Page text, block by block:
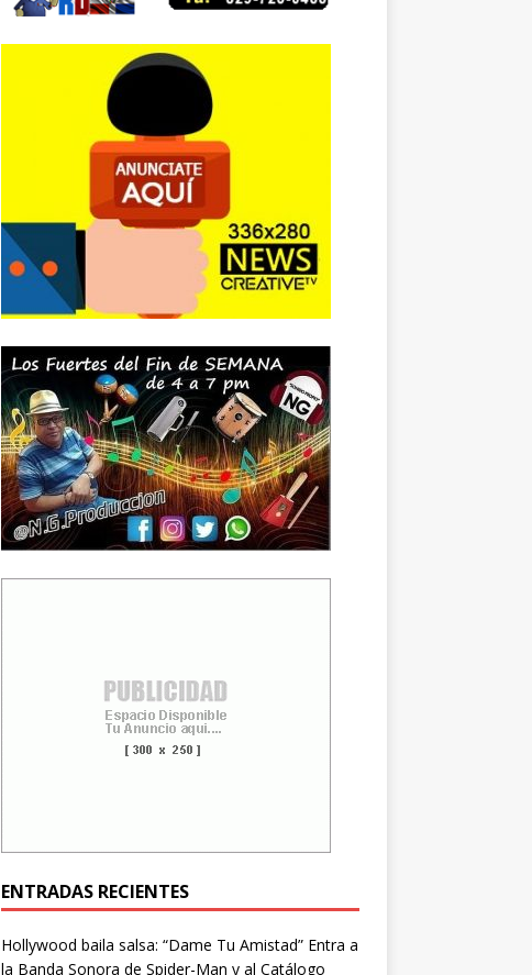
ENTRADAS RECIENTES
Hollywood baila salsa: “Dame Tu Amistad” Entra a
la Banda Sonora de Spider-Man y al Catálogo